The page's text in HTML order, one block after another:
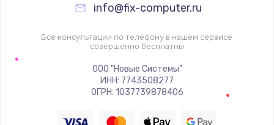
info@fix-computer.ru
Все консультации по телефону в нашем сервисе
совершенно бесплатны
ООО "Новые Системы"
ИНН: 7743508277
ОГРН: 1037739878406